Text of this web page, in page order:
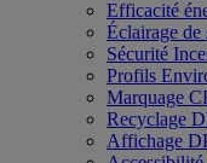
Efficacité
Éclairage de
Sécurité
Profils
Marquage
Recyclage
Affichage